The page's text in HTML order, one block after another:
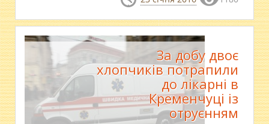
За добу двоє
хлопчиків потрапили
до лікарні в
Кременчуці із
отруєнням